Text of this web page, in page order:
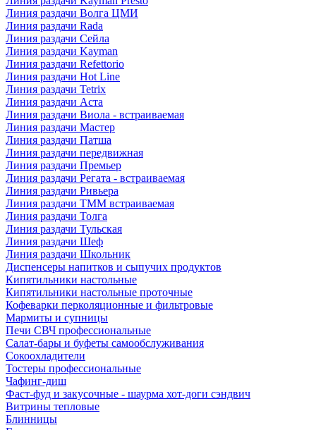
Линия раздачи Волга ЦМИ
Линия раздачи Rada
Линия раздачи Сейла
Линия раздачи Kayman
Линия раздачи Refettorio
Линия раздачи Hot Line
Линия раздачи Tetrix
Линия раздачи Аста
Линия раздачи Виола - встраиваемая
Линия раздачи Мастер
Линия раздачи Патша
Линия раздачи передвижная
Линия раздачи Премьер
Линия раздачи Регата - встраиваемая
Линия раздачи Ривьера
Линия раздачи ТММ встраиваемая
Линия раздачи Толга
Линия раздачи Тульская
Линия раздачи Шеф
Линия раздачи Школьник
Диспенсеры напитков и сыпучих продуктов
Кипятильники настольные
Кипятильники настольные проточные
Кофеварки перколяционные и фильтровые
Мармиты и супницы
Печи СВЧ профессиональные
Салат-бары и буфеты самообслуживания
Сокоохладители
Тостеры профессиональные
Чафинг-диш
Фаст-фуд и закусочные - шаурма хот-доги сэндвич
Витрины тепловые
Блинницы